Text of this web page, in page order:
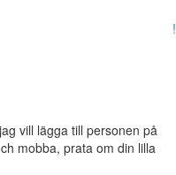
!
vill lägga till personen på
mobba, prata om din lilla